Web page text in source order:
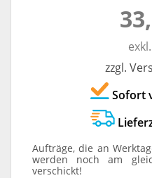
zzgl.
Sofort
Aufträge, die an
werden noch am
verschickt!